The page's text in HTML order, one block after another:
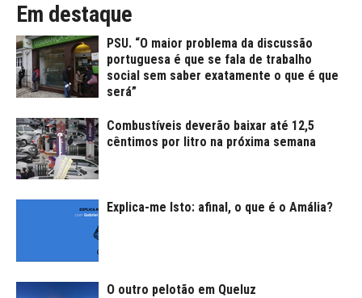
Em destaque
PSU. “O maior problema da discussão
portuguesa é que se fala de trabalho
social sem saber exatamente o que é que
será”
Combustíveis deverão baixar até 12,5
cêntimos por litro na próxima semana
Explica-me Isto: afinal, o que é o Amália?
O outro pelotão em Queluz